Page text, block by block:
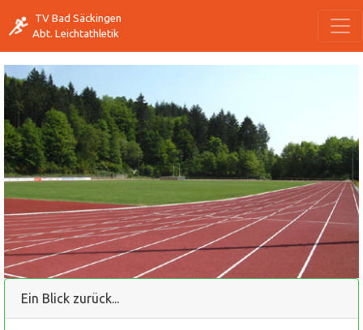
TV Bad Säckingen
Abt. Leichtathletik
Ein Blick zurück...